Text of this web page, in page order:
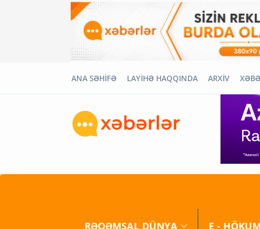
ANA SƏHİFƏ LAYİHƏ HAQQINDA ARXİV
RƏQƏMSAL DÜNYA E -